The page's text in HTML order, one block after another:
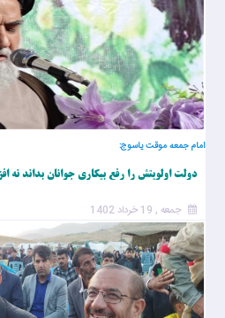
امام جمعه موقت یاسوج:
دولت اولویتش را رفع بیکاری جوانان بداند نه
جمعه , 19 خرداد 1402